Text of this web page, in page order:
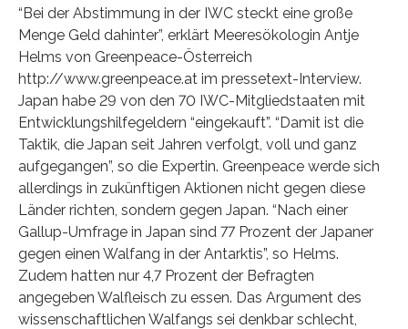
“Bei der Abstimmung in der IWC steckt eine große
Menge Geld dahinter”, erklärt Meeresökologin Antje
Helms von Greenpeace-Österreich
http://www.greenpeace.at im pressetext-Interview.
Japan habe 29 von den 70 IWC-Mitgliedstaaten mit
Entwicklungshilfegeldern “eingekauft”. “Damit ist die
Taktik, die Japan seit Jahren verfolgt, voll und ganz
aufgegangen”, so die Expertin. Greenpeace werde sich
allerdings in zukünftigen Aktionen nicht gegen diese
Länder richten, sondern gegen Japan. “Nach einer
Gallup-Umfrage in Japan sind 77 Prozent der Japaner
gegen einen Walfang in der Antarktis”, so Helms.
Zudem hatten nur 4,7 Prozent der Befragten
angegeben Walfleisch zu essen. Das Argument des
wissenschaftlichen Walfangs sei denkbar schlecht,